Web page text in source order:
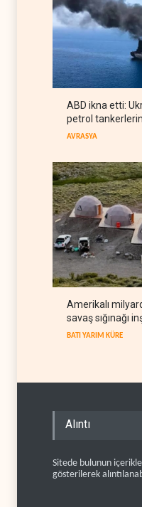
ABD ikna etti:
petrol
AVRASYA
Amerikalı
savaş sığınağı
BATI YARIM KÜRE
Alıntı
Sitede bulunun
gösterilerek